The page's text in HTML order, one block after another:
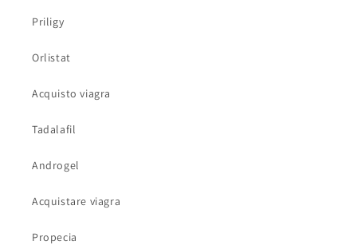
Priligy
Orlistat
Acquisto viagra
Tadalafil
Androgel
Acquistare viagra
Propecia